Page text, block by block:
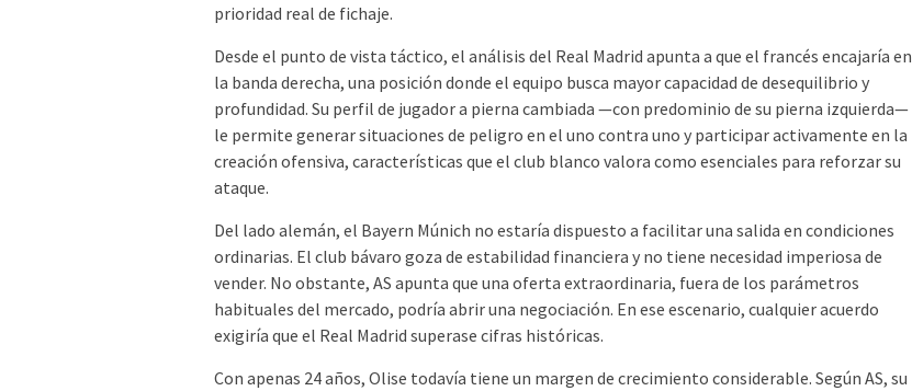
prioridad real de fichaje.
Desde el punto de vista táctico, el análisis del Real Madrid apunta a que el francés encajaría en
la banda derecha, una posición donde el equipo busca mayor capacidad de desequilibrio y
profundidad. Su perfil de jugador a pierna cambiada —con predominio de su pierna izquierda—
le permite generar situaciones de peligro en el uno contra uno y participar activamente en la
creación ofensiva, características que el club blanco valora como esenciales para reforzar su
ataque.
Del lado alemán, el Bayern Múnich no estaría dispuesto a facilitar una salida en condiciones
ordinarias. El club bávaro goza de estabilidad financiera y no tiene necesidad imperiosa de
vender. No obstante, AS apunta que una oferta extraordinaria, fuera de los parámetros
habituales del mercado, podría abrir una negociación. En ese escenario, cualquier acuerdo
exigiría que el Real Madrid superase cifras históricas.
Con apenas 24 años, Olise todavía tiene un margen de crecimiento considerable. Según AS, su